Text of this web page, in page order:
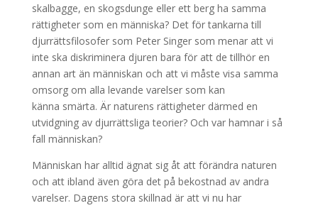
skalbagge, en skogsdunge eller ett berg ha samma
rättigheter som en människa? Det för tankarna till
djurrättsfilosofer som Peter Singer som menar att vi
inte ska diskriminera djuren bara för att de tillhör en
annan art än människan och att vi måste visa samma
omsorg om alla levande varelser som kan
känna smärta. Är naturens rättigheter därmed en
utvidgning av djurrättsliga teorier? Och var hamnar i så
fall människan?
Människan har alltid ägnat sig åt att förändra naturen
och att ibland även göra det på bekostnad av andra
varelser. Dagens stora skillnad är att vi nu har